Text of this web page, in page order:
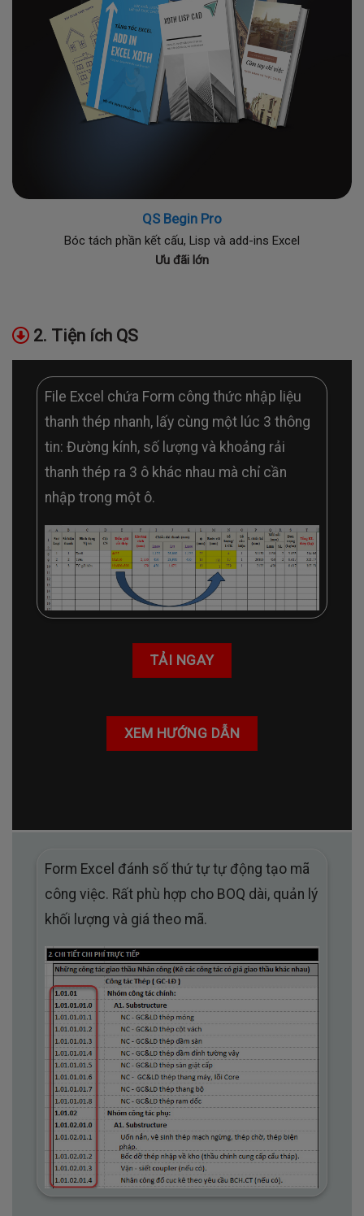
QS Begin Pro
Bóc tách phần kết cấu, Lisp và add-ins Excel
Ưu đãi lớn
2. Tiện ích QS
File Excel chứa Form công thức nhập liệu
thanh thép nhanh, lấy cùng một lúc 3 thông
tin: Đường kính, số lượng và khoảng rải
thanh thép ra 3 ô khác nhau mà chỉ cần
nhập trong một ô.
TẢI NGAY
XEM HƯỚNG DẪN
Form Excel đánh số thứ tự tự động tạo mã
công việc. Rất phù hợp cho BOQ dài, quản lý
khối lượng và giá theo mã.